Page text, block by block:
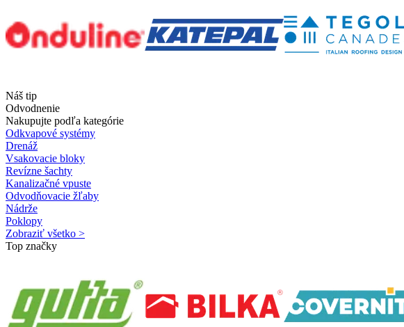
Náš tip
Odvodnenie
Nakupujte podľa kategórie
Odkvapové systémy
Drenáž
Vsakovacie bloky
Revízne šachty
Kanalizačné vpuste
Odvodňovacie žľaby
Nádrže
Poklopy
Zobraziť všetko >
Top značky